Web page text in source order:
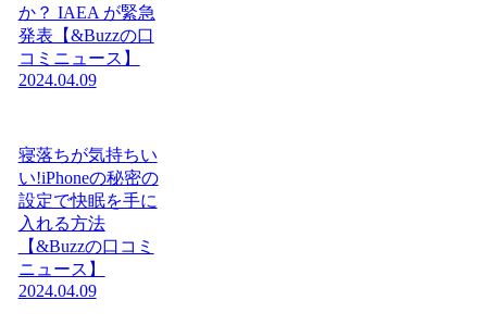
か？ IAEA が緊急
発表【&Buzzの口
コミニュース】
2024.04.09
寝落ちが気持ちい
い!iPhoneの秘密の
設定で快眠を手に
入れる方法
【&Buzzの口コミ
ニュース】
2024.04.09